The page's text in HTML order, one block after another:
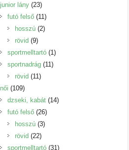
termék
junior lány 2323
termék
futó felső 1111
termék
hosszú 22
rövid 99
termék
sportmelltartó 11
sportnadrág 1111
rövid 1111
női 109109
termék
dzseki, kabát 1414
futó felső 2626
termék
hosszú 33
rövid 2222
termék
sportmelltartó 3131